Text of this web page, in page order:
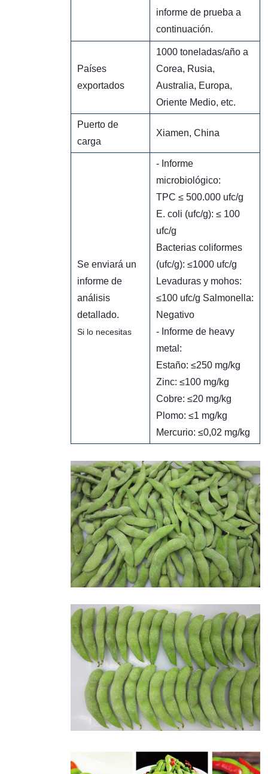
informe de prueba a
continuación.
Países
exportados
1000 toneladas/año a
Corea, Rusia,
Australia, Europa,
Oriente Medio, etc.
Puerto de
carga
Xiamen, China
Se enviará un
informe de
análisis
detallado.
Si lo necesitas
- Informe
microbiológico:
TPC ≤ 500.000 ufc/g
E. coli (ufc/g): ≤ 100
ufc/g
Bacterias coliformes
(ufc/g): ≤1000 ufc/g
Levaduras y mohos:
≤100 ufc/g Salmonella:
Negativo
- Informe de heavy
metal:
Estaño: ≤250 mg/kg
Zinc: ≤100 mg/kg
Cobre: ​​≤20 mg/kg
Plomo: ≤1 mg/kg
Mercurio: ≤0,02 mg/kg